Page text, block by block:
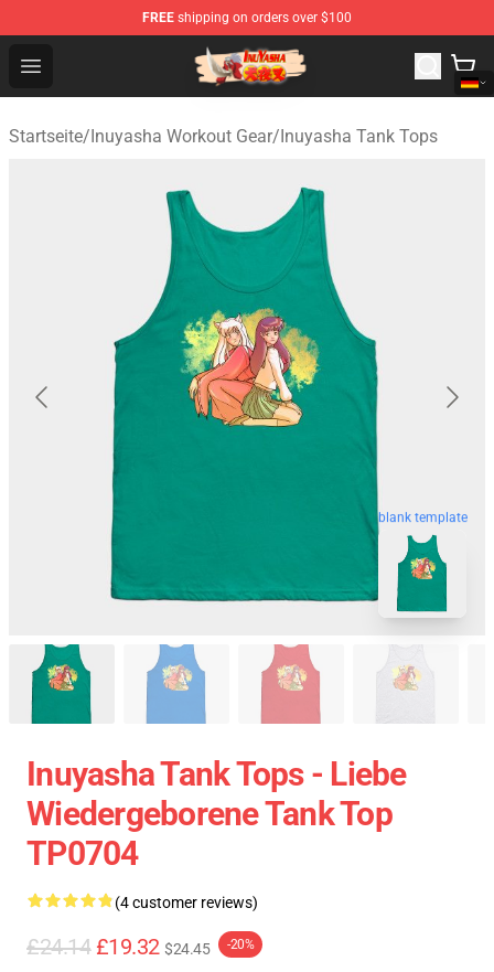
FREE shipping on orders over $100
Open menu
Inuyasha Store - Official Inuyasha Merchandise Shop
Startseite/Inuyasha Workout Gear/Inuyasha Tank Tops
blank template
Inuyasha Tank Tops - Liebe
Wiedergeborene Tank Top
TP0704
(4 customer reviews)
£24.14 £19.32 $24.45 -20%